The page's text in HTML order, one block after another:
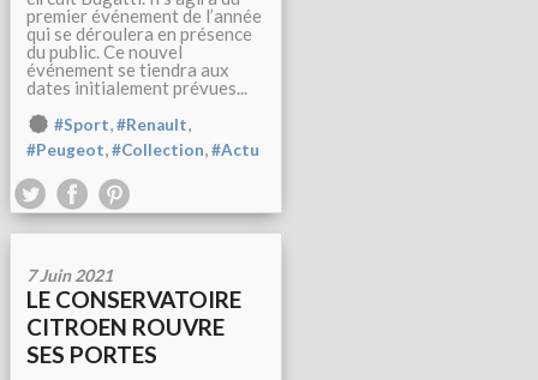
premier événement de l’année
qui se déroulera en présence
du public. Ce nouvel
événement se tiendra aux
dates initialement prévues...
#Sport,#Renault,
#Peugeot,#Collection,#Actu
7 Juin 2021
LE CONSERVATOIRE
CITROEN ROUVRE
SES PORTES